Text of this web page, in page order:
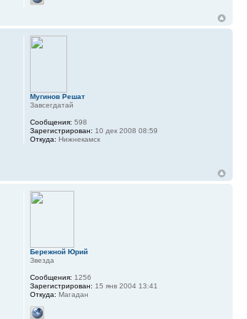
Мугинов Решат
Завсегдатай
Сообщения: 598
Зарегистрирован: 10 дек 2008 08:59
Откуда: Нижнекамск
Бережной Юрий
Звезда
Сообщения: 1256
Зарегистрирован: 15 янв 2004 13:41
Откуда: Магадан